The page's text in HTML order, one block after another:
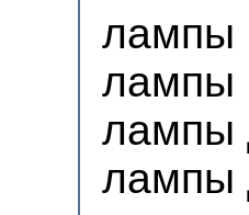
лампы
лампы
лампы
лампы